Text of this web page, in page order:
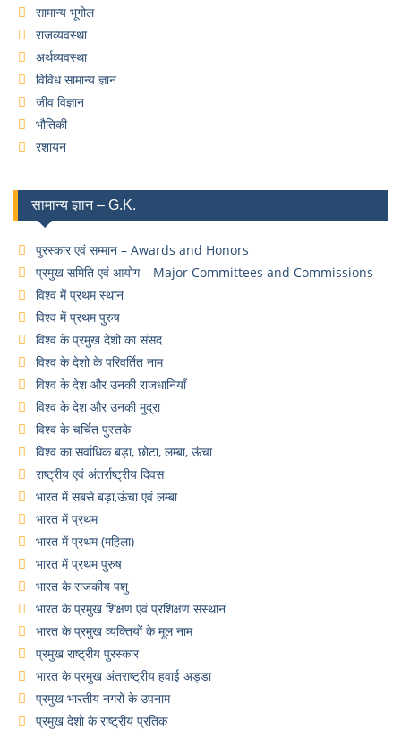
सामान्य भूगोल
राजव्यवस्था
अर्थव्यवस्था
विविध सामान्य ज्ञान
जीव विज्ञान
भौतिकी
रशायन
सामान्य ज्ञान – G.K.
पुरस्कार एवं सम्मान – Awards and Honors
प्रमुख समिति एवं आयोग – Major Committees and Commissions
विश्व में प्रथम स्थान
विश्व में प्रथम पुरुष
विश्व के प्रमुख देशो का संसद
विश्व के देशो के परिवर्तित नाम
विश्व के देश और उनकी राजधानियाँ
विश्व के देश और उनकी मुद्रा
विश्व के चर्चित पुस्तके
विश्व का सर्वाधिक बड़ा, छोटा, लम्बा, ऊंचा
राष्ट्रीय एवं अंतर्राष्ट्रीय दिवस
भारत में सबसे बड़ा,ऊंचा एवं लम्बा
भारत में प्रथम
भारत में प्रथम (महिला)
भारत में प्रथम पुरुष
भारत के राजकीय पशु
भारत के प्रमुख शिक्षण एवं प्रशिक्षण संस्थान
भारत के प्रमुख व्यक्तियों के मूल नाम
प्रमुख राष्ट्रीय पुरस्कार
भारत के प्रमुख अंतराष्ट्रीय हवाई अड्डा
प्रमुख भारतीय नगरों के उपनाम
प्रमुख देशो के राष्ट्रीय प्रतिक